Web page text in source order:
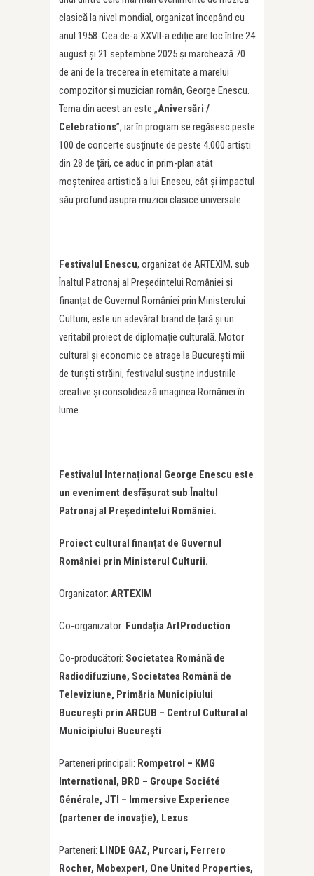
clasică la nivel mondial, organizat începând cu
anul 1958. Cea de-a XXVII-a ediție are loc între 24
august și 21 septembrie 2025 și marchează 70
de ani de la trecerea în eternitate a marelui
compozitor și muzician român, George Enescu.
Tema din acest an este „Aniversări /
Celebrations”, iar în program se regăsesc peste
100 de concerte susținute de peste 4.000 artiști
din 28 de țări, ce aduc în prim-plan atât
moștenirea artistică a lui Enescu, cât și impactul
său profund asupra muzicii clasice universale.
Festivalul Enescu, organizat de ARTEXIM, sub
Înaltul Patronaj al Președintelui României și
finanțat de Guvernul României prin Ministerului
Culturii, este un adevărat brand de țară și un
veritabil proiect de diplomație culturală. Motor
cultural și economic ce atrage la București mii
de turiști străini, festivalul susține industriile
creative și consolidează imaginea României în
lume.
Festivalul Internațional George Enescu este
un eveniment desfășurat sub Înaltul
Patronaj al Președintelui României.
Proiect cultural finanțat de Guvernul
României prin Ministerul Culturii.
Organizator: ARTEXIM
Co-organizator: Fundația ArtProduction
Co-producători: Societatea Română de
Radiodifuziune, Societatea Română de
Televiziune, Primăria Municipiului
București prin ARCUB – Centrul Cultural al
Municipiului București
Parteneri principali: Rompetrol – KMG
International, BRD – Groupe Société
Générale, JTI – Immersive Experience
(partener de inovație), Lexus
Parteneri: LINDE GAZ, Purcari, Ferrero
Rocher, Mobexpert, One United Properties,